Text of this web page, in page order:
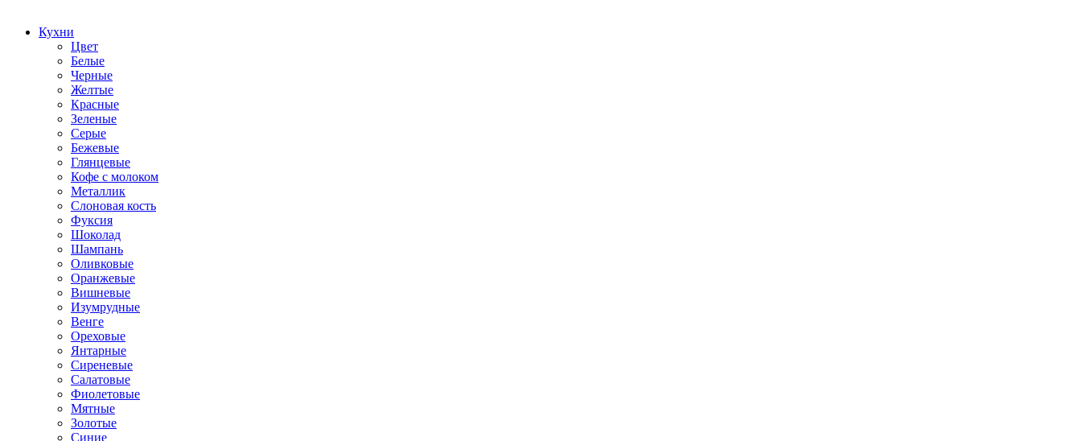
Кухни
Цвет
Белые
Черные
Желтые
Красные
Зеленые
Серые
Бежевые
Глянцевые
Кофе с молоком
Металлик
Слоновая кость
Фуксия
Шоколад
Шампань
Оливковые
Оранжевые
Вишневые
Изумрудные
Венге
Ореховые
Янтарные
Сиреневые
Салатовые
Фиолетовые
Мятные
Золотые
Синие